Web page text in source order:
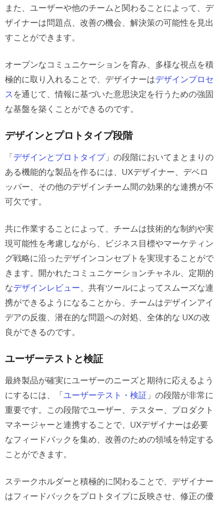
また、ユーザーや他のチームと関わることによって、デ
ザイナーは問題点、改善の機会、解決策の可能性を見出
すことができます。
オープンなコミュニケーションを育み、多様な視点を積
極的に取り入れることで、デザイナーはデザインプロセ
ス を通じて、情報に基づいた意思決定を行うための強固
な基盤を築くことができるのです。
デザインとプロトタイプ段階
「 デザインとプロトタイプ 」の段階においてまとまりの
ある機能的な製品を作るには、UXデザイナー、デベロ
ッパー、その他のデザインチーム間の効果的な連携が不
可欠です。
共に作業することによって、チームは技術的な制約や実
現可能性を考慮しながら、ビジネス目標やマーケティン
グ戦略に沿ったデザインコンセプトを実現することがで
きます。開かれたコミュニケーションチャネル、定期的
なデザインレビュー、共有ツールによってスムーズな連
携ができるようになることから、チームはデザインアイ
デアの反復、潜在的な問題への対処、全体的な UXの改
良ができるのです。
ユーザーテストと検証
最終製品が確実にユーザーのニーズと期待に応えるよう
にするには、「 ユーザーテスト・検証 」の段階が非常に
重要です。この段階でユーザー、テスター、プロダクト
マネージャーと連携することで、UXデザイナーは必要
なフィードバックを集め、改善のための領域を特定する
ことができます。
ステークホルダーと積極的に関わることで、デザイナー
はフィードバックをプロトタイプに反映させ、修正の優